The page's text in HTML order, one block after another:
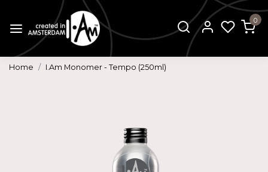
0
Home I.Am Monomer - Tempo (250ml)